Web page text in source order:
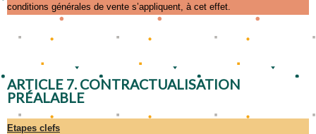
conditions générales de vente s’appliquent, à cet effet.
ARTICLE 7. CONTRACTUALISATION
PRÉALABLE
Etapes clefs